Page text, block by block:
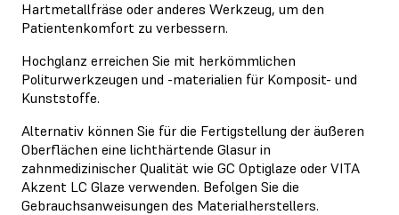
Hartmetallfräse oder anderes Werkzeug, um den
Patientenkomfort zu verbessern.
Hochglanz erreichen Sie mit herkömmlichen
Politurwerkzeugen und -materialien für Komposit- und
Kunststoffe.
Alternativ können Sie für die Fertigstellung der äußeren
Oberflächen eine lichthärtende Glasur in
zahnmedizinischer Qualität wie GC Optiglaze oder VITA
Akzent LC Glaze verwenden. Befolgen Sie die
Gebrauchsanweisungen des Materialherstellers.